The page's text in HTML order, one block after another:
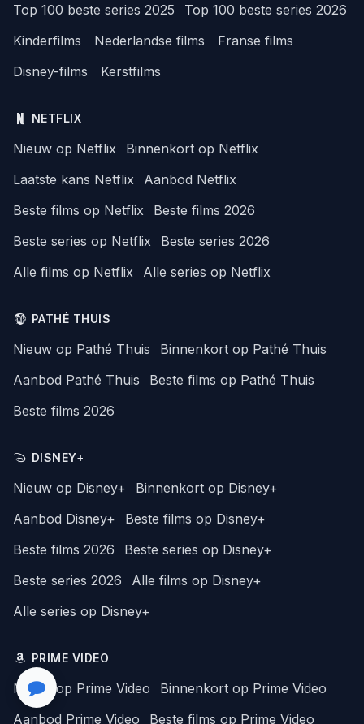
Top 100 beste series 2025
Top 100 beste series 2026
Kinderfilms
Nederlandse films
Franse films
Disney-films
Kerstfilms
NETFLIX
Nieuw op Netflix
Binnenkort op Netflix
Laatste kans Netflix
Aanbod Netflix
Beste films op Netflix
Beste films 2026
Beste series op Netflix
Beste series 2026
Alle films op Netflix
Alle series op Netflix
PATHÉ THUIS
Nieuw op Pathé Thuis
Binnenkort op Pathé Thuis
Aanbod Pathé Thuis
Beste films op Pathé Thuis
Beste films 2026
DISNEY+
Nieuw op Disney+
Binnenkort op Disney+
Aanbod Disney+
Beste films op Disney+
Beste films 2026
Beste series op Disney+
Beste series 2026
Alle films op Disney+
Alle series op Disney+
PRIME VIDEO
Nieuw op Prime Video
Binnenkort op Prime Video
Aanbod Prime Video
Beste films op Prime Video